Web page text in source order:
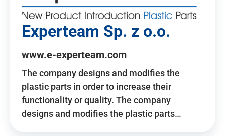
Experteam Sp. z o.o.
www.e-experteam.com
The company designs and modifies the
plastic parts in order to increase their
functionality or quality. The company
designs and modifies the plastic parts…